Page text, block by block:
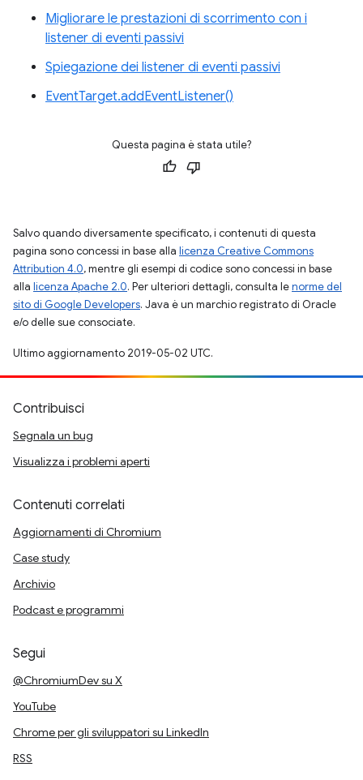
Migliorare le prestazioni di scorrimento con i
listener di eventi passivi
Spiegazione dei listener di eventi passivi
EventTarget.addEventListener()
Questa pagina è stata utile?
Salvo quando diversamente specificato, i contenuti di questa
pagina sono concessi in base alla licenza Creative Commons
Attribution 4.0, mentre gli esempi di codice sono concessi in base
alla licenza Apache 2.0. Per ulteriori dettagli, consulta lenorme del
sito di Google Developers. Java è un marchio registrato di Oracle
e/o delle sue consociate.
Ultimo aggiornamento 2019-05-02 UTC.
Contribuisci
Segnala un bug
Visualizza i problemi aperti
Contenuti correlati
Aggiornamenti di Chromium
Case study
Archivio
Podcast e programmi
Segui
@ChromiumDev su X
YouTube
Chrome per gli sviluppatori su LinkedIn
RSS